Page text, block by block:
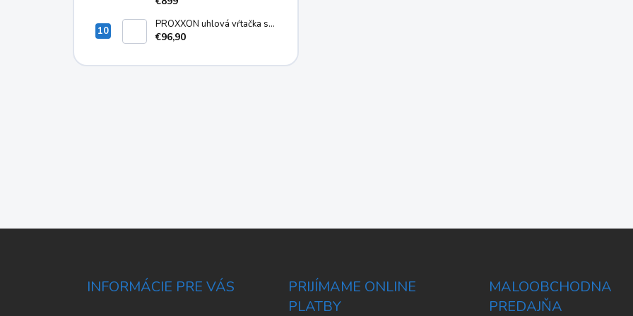
PROXXON uhlová vŕtačka s
dlhým krkom LWB/E
€96,90
INFORMÁCIE PRE VÁS
PRIJÍMAME ONLINE
PLATBY
MALOOBCHODNA
PREDAJŇA